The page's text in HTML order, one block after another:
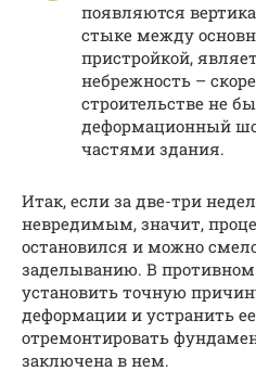
появляются
стыке между
пристройкой,
небрежность –
строительстве не
деформационный
частями здания.
Итак, если за две-три
невредимым, значит,
остановился и можно
заделыванию. В
установить точную
деформации и устранить
отремонтировать
заключена в нем.